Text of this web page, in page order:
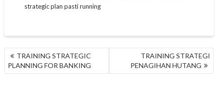
strategic plan pasti running
NAVIGASI
POS
TRAINING STRATEGIC
PLANNING FOR BANKING
TRAINING STRATEGI
PENAGIHAN HUTANG